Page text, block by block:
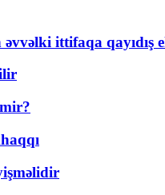
ittifaqa qayıdış